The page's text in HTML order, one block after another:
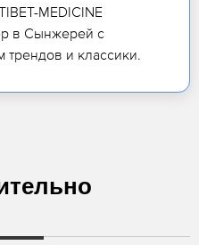
MEDICINE
в Сынжерей с
и классики.